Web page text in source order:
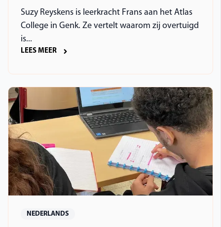
Suzy Reyskens is leerkracht Frans aan het Atlas
College in Genk. Ze vertelt waarom zij overtuigd
is...
LEES MEER
NEDERLANDS